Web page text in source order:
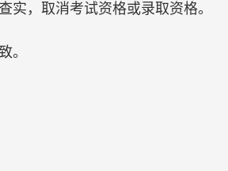
实，取消考试资格或录取资格。
。